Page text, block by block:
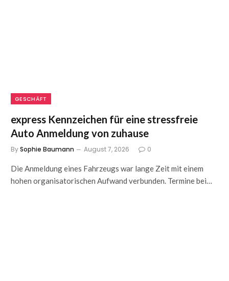
GESCHÄFT
express Kennzeichen für eine stressfreie
Auto Anmeldung von zuhause
BySophie Baumann August 7, 2026 0
Die Anmeldung eines Fahrzeugs war lange Zeit mit einem
hohen organisatorischen Aufwand verbunden. Termine bei…